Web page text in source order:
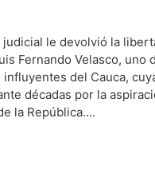
judicial le devolvió la
Fernando Velasco, uno
del Cauca,
décadas por la
la República....